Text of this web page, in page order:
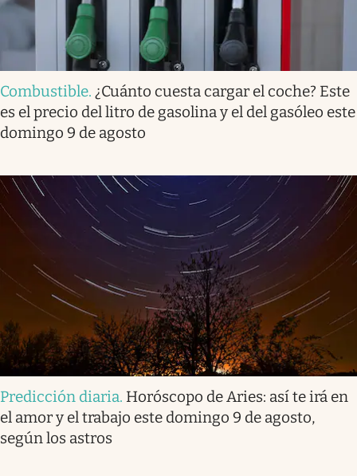
Combustible. ¿Cuánto cuesta cargar el coche? Este
es el precio del litro de gasolina y el del gasóleo este
domingo 9 de agosto
Predicción diaria. Horóscopo de Aries: así te irá en
el amor y el trabajo este domingo 9 de agosto,
según los astros